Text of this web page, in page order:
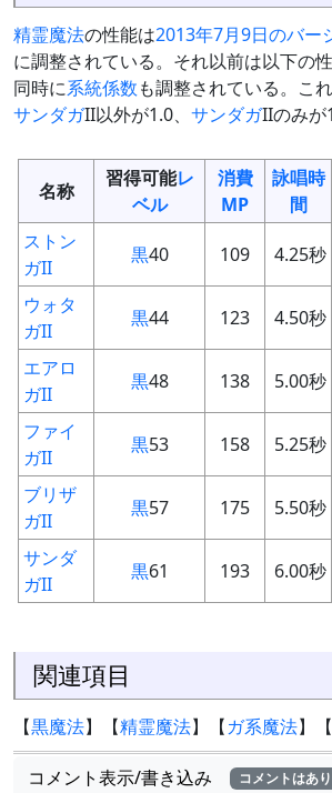
精霊魔法の性能は2013年7月9日のバー
に調整されている。それ以前は以下の
同時に系統係数も調整されている。こ
サンダガII以外が1.0、 サンダガIIのみが
名称
習得可能レ
ベル
消費
MP
詠唱時
間
ストン
ガII
黒40 109 4.25秒
ウォタ
ガII
黒44 123 4.50秒
エアロ
ガII
黒48 138 5.00秒
ファイ
ガII
黒53 158 5.25秒
ブリザ
ガII
黒57 175 5.50秒
サンダ
ガII
黒61 193 6.00秒
関連項目
【黒魔法】【精霊魔法】【ガ系魔法】【
コメント表示/書き込み コメントはあ